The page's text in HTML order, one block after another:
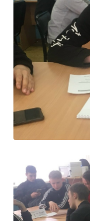
Безопасность
ГТО
Информация
Памятные даты
Пожарная
Работа
Студенческий